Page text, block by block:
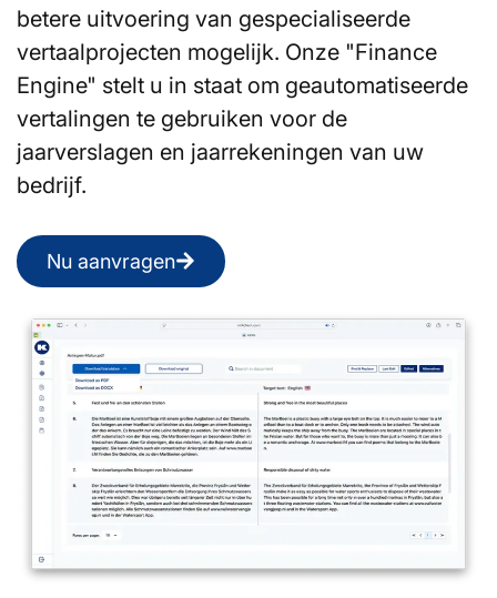
betere uitvoering van gespecialiseerde
vertaalprojecten mogelijk. Onze "Finance
Engine" stelt u in staat om geautomatiseerde
vertalingen te gebruiken voor de
jaarverslagen en jaarrekeningen van uw
bedrijf.
Nu aanvragen